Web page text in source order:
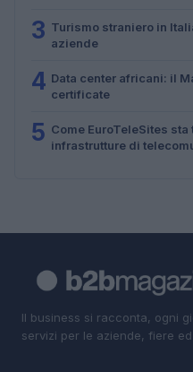
3 Turismo straniero in
aziende
4 Data center africani: il
certificate
5 Come EuroTeleSites
infrastrutture di
Il business si racconta, ogni
servizi per le aziende, fiere